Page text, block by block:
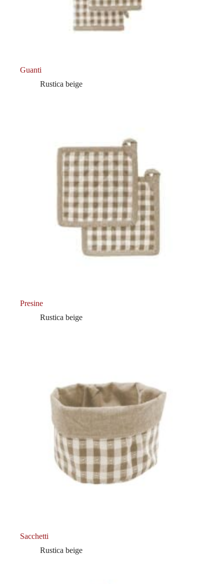
Guanti
Rustica beige
Presine
Rustica beige
Sacchetti
Rustica beige